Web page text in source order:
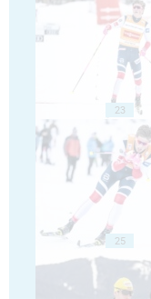
23
25